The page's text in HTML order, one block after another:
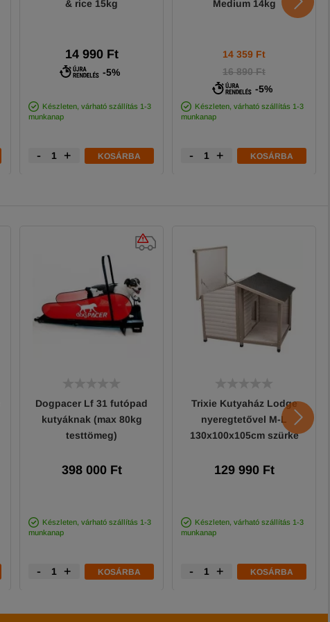
& rice 15kg
14 990 Ft
-5%
Készleten, várható szállítás 1-3
munkanap
- + KOSÁRBA
Medium 14kg
14 359 Ft
16 890 Ft
-5%
Készleten, várható szállítás 1-3
munkanap
- + KOSÁRBA
Dogpacer Lf 31 futópad
kutyáknak (max 80kg
testtömeg)
398 000 Ft
Készleten, várható szállítás 1-3
munkanap
- + KOSÁRBA
Trixie Kutyaház Lodge
nyeregtetővel M-L
130x100x105cm szürke
129 990 Ft
Készleten, várható szállítás 1-3
munkanap
- + KOSÁRBA